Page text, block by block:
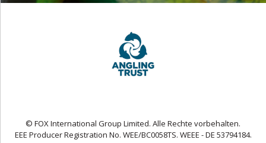
© FOX International Group Limited. Alle Rechte vorbehalten.
EEE Producer Registration No. WEE/BC0058TS. WEEE - DE 53794184.